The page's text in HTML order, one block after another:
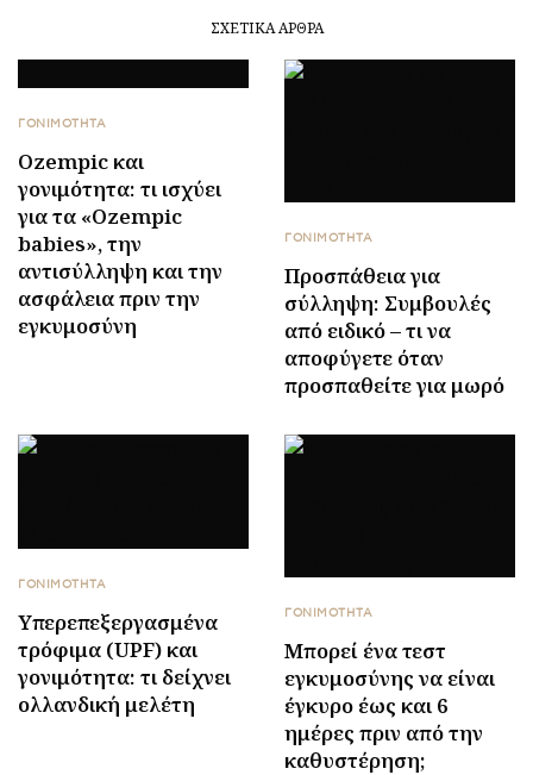
ΣΧΕΤΙΚΆ ΆΡΘΡΑ
ΓΟΝΙΜΟΤΗΤΑ
Ozempic και
γονιμότητα: τι ισχύει
για τα «Ozempic
babies», την
αντισύλληψη και την
ασφάλεια πριν την
εγκυμοσύνη
ΓΟΝΙΜΟΤΗΤΑ
Προσπάθεια για
σύλληψη: Συμβουλές
από ειδικό – τι να
αποφύγετε όταν
προσπαθείτε για μωρό
ΓΟΝΙΜΟΤΗΤΑ
Υπερεπεξεργασμένα
τρόφιμα (UPF) και
γονιμότητα: τι δείχνει
ολλανδική μελέτη
ΓΟΝΙΜΟΤΗΤΑ
Μπορεί ένα τεστ
εγκυμοσύνης να είναι
έγκυρο έως και 6
ημέρες πριν από την
καθυστέρηση;